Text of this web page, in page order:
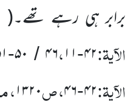
برابر ہی رہے تھے۔(
الآیۃ:۴۲- ۴۶،۱۱ / ۵۰-
الآیۃ:۴۲-۴۶، ص۱۳۲۰،